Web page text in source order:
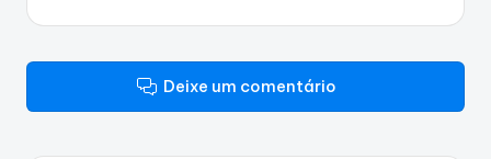
Deixe um comentário